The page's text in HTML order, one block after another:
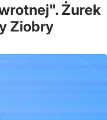
Żurek
Ziobry